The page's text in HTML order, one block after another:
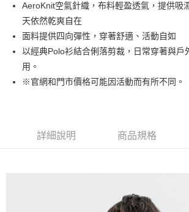
悠遊付
Google Pay
貨到付款
運送方式
AeroKnit空氣針織，布料輕盈透氣，提供吸
天依然乾爽自在
面料提供四向彈性，穿著舒適、活動自如
以經典Polo衫結合俐落剪裁，日常穿著與戶
用。
※官網和門市價格可能因活動而有所不同。
詳細說明 商品規格